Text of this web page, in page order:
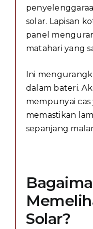
solar. Lapisan
panel
matahari yang
Ini
dalam bateri.
mempunyai
memastikan
sepanjang
Solar?